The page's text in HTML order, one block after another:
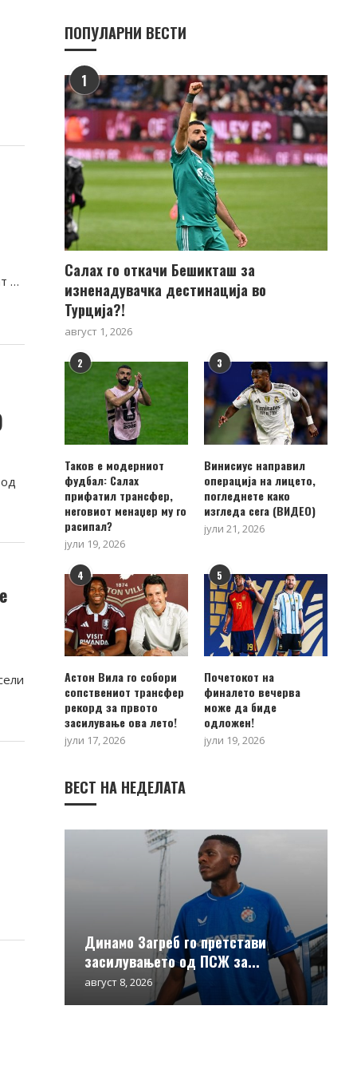
…
ПОПУЛАРНИ ВЕСТИ
1
Салах го откачи Бешикташ за
изненадувачка дестинација во
Турција?!
август 1, 2026
2
Таков е модерниот
фудбал: Салах
прифатил трансфер,
неговиот менаџер му го
расипал?
јули 19, 2026
3
Винисиус направил
операција на лицето,
погледнете како
изгледа сега (ВИДЕО)
јули 21, 2026
4
Астон Вила го собори
сопствениот трансфер
рекорд за првото
засилување ова лето!
јули 17, 2026
5
Почетокот на
финалето вечерва
може да биде
одложен!
јули 19, 2026
ВЕСТ НА НЕДЕЛАТА
Динамо Загреб го претстави
засилувањето од ПСЖ за...
август 8, 2026